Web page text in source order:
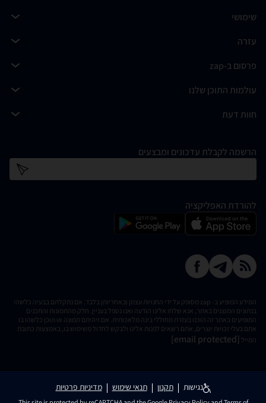
שימושי
עזרה
פרסום ב-zap
עולמות התוכן שלנו
חוות דעת
הרשמה לקבלת עדכונים ומבצעים
להורדת האפליקציה
המידע המופיע ב- zap מסופק על ידי החנויות עצמן ובאחריותן בלבד. אם נתקלתם בבעיה כלשהי
בנתונים המוצגים באתר, אנא שלחו אלינו הודעה ואנו נטפל בעניין. חלק מהתמונות והתכנים
המופיעים באתר זה הוכנו בעזרת מחוללי בינה מלאכותית. אם זיהיתם תמונה או תוכן כלשהו בו
אתם בעלי זכויות יוצרים, אתם רשאים לפנות אלינו ולבקש לחדול משימוש בו, באמצעות כתובת
המייל [email protected]
נגישות תקנון תנאי שימוש מדיניות פרטיות